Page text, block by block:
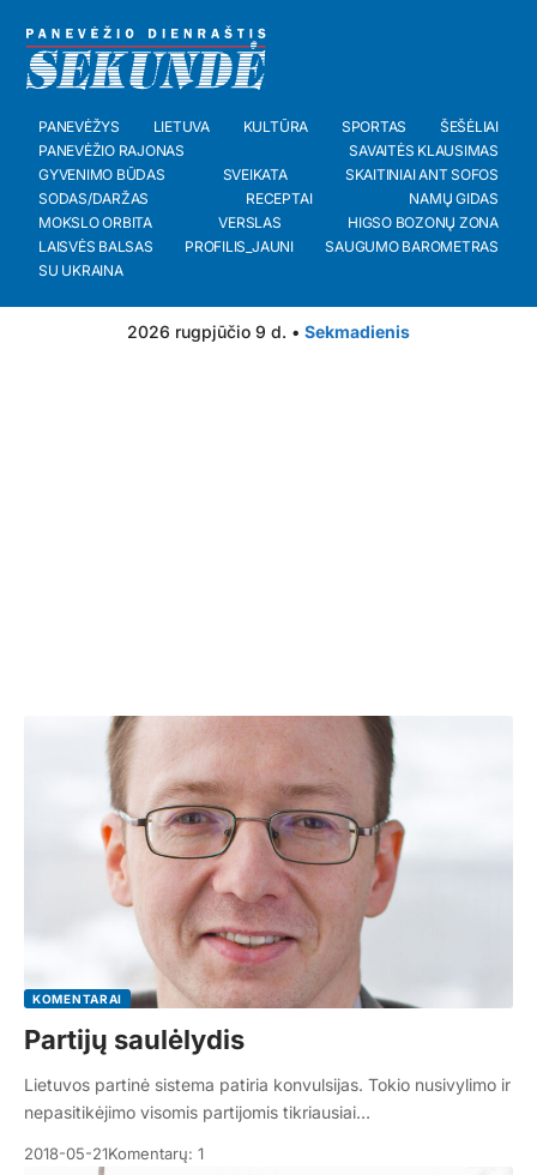
PANEVĖŽYS LIETUVA KULTŪRA SPORTAS
ŠEŠĖLIAI
PANEVĖŽIO RAJONAS
SAVAITĖS KLAUSIMAS
GYVENIMO BŪDAS
SVEIKATA
SKAITINIAI ANT SOFOS
SODAS/DARŽAS
RECEPTAI
NAMŲ GIDAS
MOKSLO ORBITA
VERSLAS
HIGSO BOZONŲ ZONA
LAISVĖS BALSAS
PROFILIS_JAUNI
SAUGUMO BAROMETRAS
SU UKRAINA
2026 rugpjūčio 9 d. • Sekmadienis
KOMENTARAI
Partijų saulėlydis
Lietuvos partinė sistema patiria konvulsijas. Tokio nusivylimo ir
nepasitikėjimo visomis partijomis tikriausiai…
2018-05-21Komentarų: 1